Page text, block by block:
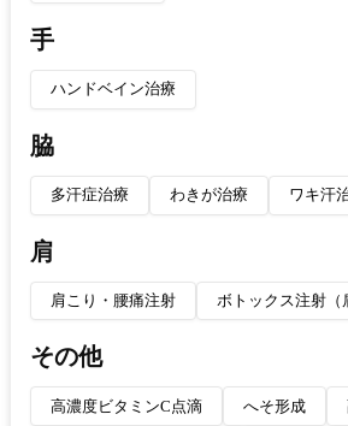
手
ハンドベイン治療
脇
多汗症治療 わきが治療 ワキ汗
肩
肩こり・腰痛注射 ボトックス注射（
その他
高濃度ビタミンC点滴 へそ形成